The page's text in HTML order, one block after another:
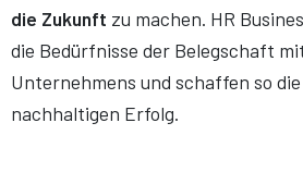
die Zukunft zu machen. HR
die Bedürfnisse der Belegschaft
Unternehmens und schaffen so
nachhaltigen Erfolg.